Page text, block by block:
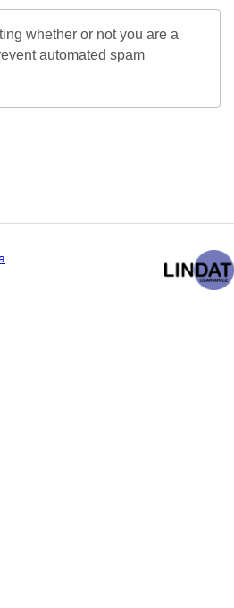
whether or not you are a
automated spam